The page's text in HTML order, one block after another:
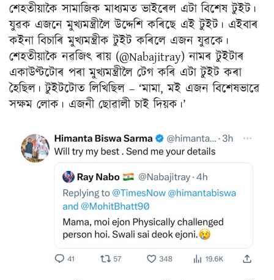
শেহতীয়াকৈ সামাজিক মাধ্যমত ভাইৰেল এটা বিশেষ টুইট।
যুৱক এজনে মুখ্যমন্ত্ৰীলৈ উদ্দেশি কৰিছে এই টুইট। এইবাৰ
কইনা বিচাৰি মুখ্যমন্ত্ৰীক টুইট কৰিলে এজন যুৱকে।
শেহতীয়াকৈ নৱজিৎ ৰায় (@Nabajitray) নামৰ টুইটাৰ
একাউণ্টটোৰ পৰা মুখ্যমন্ত্ৰীলৈ টেগ কৰি এটা টুইট কৰা
হৈছিল। টুইটটোত লিখিছিল – ‘মামা, মই এজন বিশেষভাৱে
সক্ষম লোক। এজনী ছোৱালী চাই দিয়ক।’